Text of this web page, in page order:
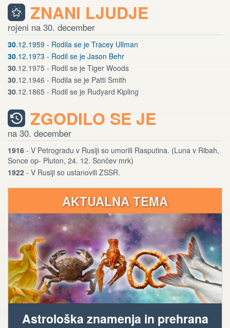
ZNANI LJUDJE
rojeni na 30. december
30.12.1959 - Rodila se je Tracey Ullman
30.12.1973 - Rodil se je Jason Behr
30.12.1975 - Rodil se je Tiger Woods
30.12.1946 - Rodila se je Patti Smith
30.12.1865 - Rodil se je Rudyard Kipling
ZGODILO SE JE
na 30. december
1916 - V Petrogradu v Rusiji so umorili Rasputina. (Luna v Ribah,
Sonce op- Pluton, 24. 12. Sončev mrk)
1922 - V Rusiji so ustanovili ZSSR.
AKTUALNA TEMA
Astrološka znamenja in prehrana